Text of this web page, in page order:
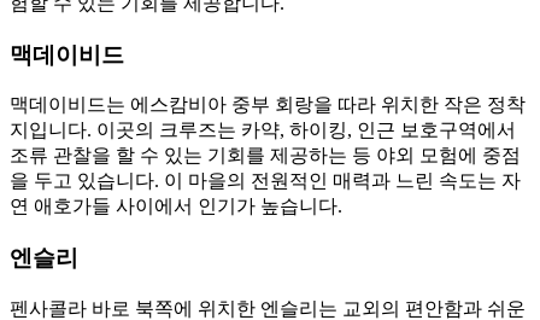
맥데이비드
맥데이비드는 에스캄비아 중부 회랑을 따라 위치한 작은 정착
지입니다. 이곳의 크루즈는 카약, 하이킹, 인근 보호구역에서
조류 관찰을 할 수 있는 기회를 제공하는 등 야외 모험에 중점
을 두고 있습니다. 이 마을의 전원적인 매력과 느린 속도는 자
연 애호가들 사이에서 인기가 높습니다.
엔슬리
펜사콜라 바로 북쪽에 위치한 엔슬리는 교외의 편안함과 쉬운